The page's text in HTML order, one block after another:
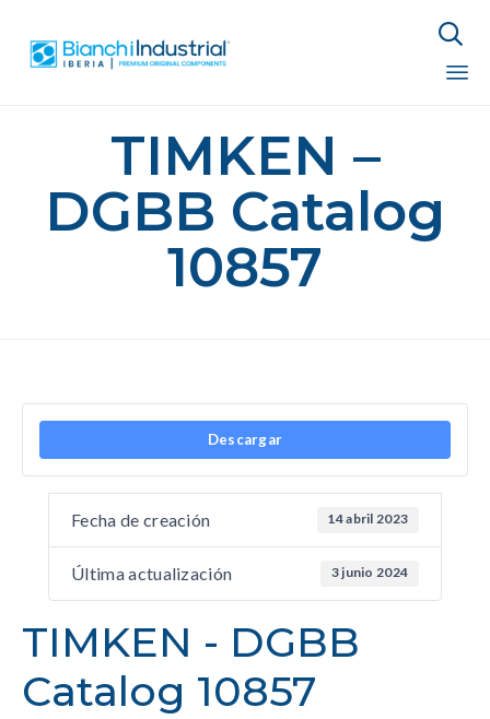

TIMKEN –
DGBB Catalog
10857
Descargar
Fecha de creación 14 abril 2023
Última actualización 3 junio 2024
TIMKEN - DGBB
Catalog 10857